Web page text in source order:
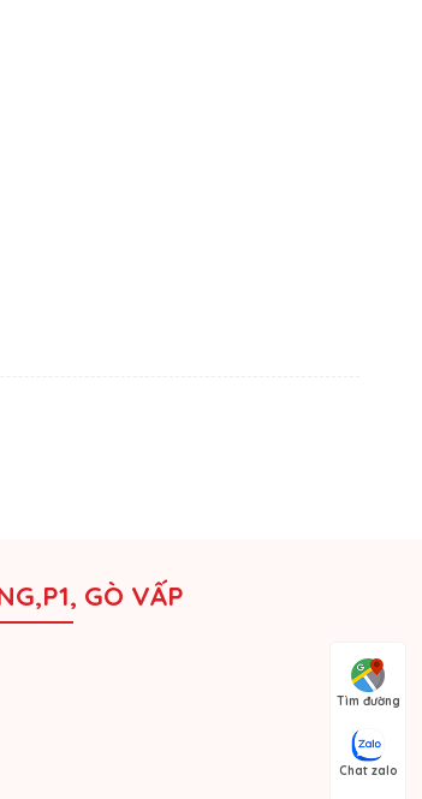
GÒ VẤP
Tìm đường
Chat zalo